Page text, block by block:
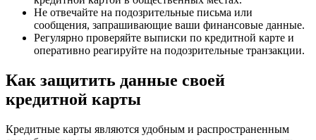
Не отвечайте на подозрительные письма или
сообщения, запрашивающие ваши финансовые данные.
Регулярно проверяйте выписки по кредитной карте и
оперативно реагируйте на подозрительные транзакции.
Как защитить данные своей
кредитной карты
Кредитные карты являются удобным и распространенным